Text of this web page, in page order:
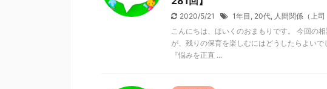
2020/5/21 1年目 , 20代, 人間関係（上司
こんにちは、ほいくのおまもりです。 今回の
が、残りの保育を楽しむにはどうしたらよい
『悩みを正直 ...